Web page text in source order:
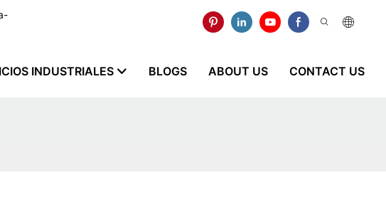
INDUSTRIALES BLOGS ABOUT US CONTACT US